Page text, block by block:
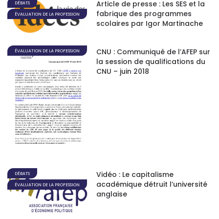
DÉBATS
ÉVALUATION DE LA PROFESSION
Article de presse : Les SES et la
fabrique des programmes
scolaires par Igor Martinache
ÉVALUATION DE LA PROFESSION
CNU : Communiqué de l’AFEP sur
la session de qualifications du
CNU – juin 2018
DÉBATS
ÉVALUATION DE LA PROFESSION
Vidéo : Le capitalisme
académique détruit l’université
anglaise